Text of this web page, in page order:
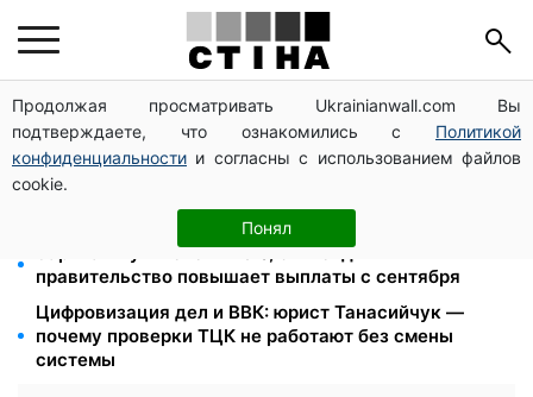
Продолжая просматривать Ukrainianwall.com Вы
подтверждаете, что ознакомились с Политикой
конфиденциальности и согласны с использованием файлов
cookie.
Понял
26 000 подписей — Зеленский поручил СНБО
лишать водителей прав за систематические
нарушения
Пенсия для III группы инвалидности с 1 сентября: от
2595 до 10 625 грн — кто сколько получит
Зарплаты учителей +20%, стипендии ×2:
правительство повышает выплаты с сентября
Цифровизация дел и ВВК: юрист Танасийчук —
почему проверки ТЦК не работают без смены
системы